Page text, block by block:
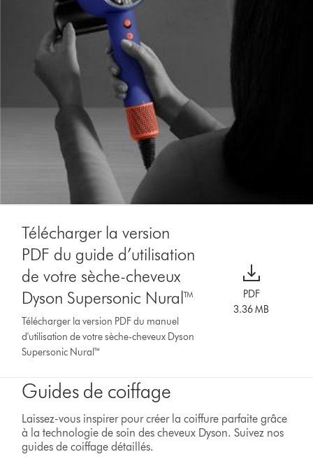
Télécharger la version
PDF du guide d’utilisation
de votre sèche-cheveux
Dyson Supersonic Nural™
Télécharger la version PDF du manuel
d'utilisation de votre sèche-cheveux Dyson
Supersonic Nural™
PDF
3.36 MB
Guides de coiffage
Laissez-vous inspirer pour créer la coiffure parfaite grâce
à la technologie de soin des cheveux Dyson. Suivez nos
guides de coiffage détaillés.